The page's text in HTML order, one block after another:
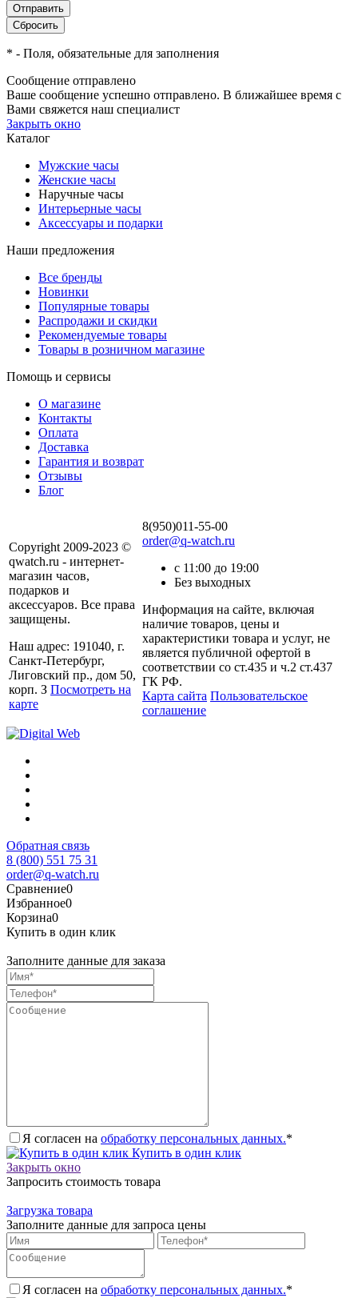
* - Поля, обязательные для заполнения
Сообщение отправлено
Ваше сообщение успешно отправлено. В ближайшее время с
Вами свяжется наш специалист
Закрыть окно
Каталог
Мужские часы
Женские часы
Наручные часы
Интерьерные часы
Аксессуары и подарки
Наши предложения
Все бренды
Новинки
Популярные товары
Распродажи и скидки
Рекомендуемые товары
Товары в розничном магазине
Помощь и сервисы
О магазине
Контакты
Оплата
Доставка
Гарантия и возврат
Отзывы
Блог
Copyright 2009-2023 ©
qwatch.ru - интернет-
магазин часов,
подарков и
аксессуаров. Все права
защищены.
Наш адрес: 191040, г.
Санкт-Петербург,
Лиговский пр., дом 50,
корп. З Посмотреть на
карте
8(950)011-55-00
order@q-watch.ru
с 11:00 до 19:00
Без выходных
Информация на сайте, включая
наличие товаров, цены и
характеристики товара и услуг, не
является публичной офертой в
соответствии со ст.435 и ч.2 ст.437
ГК РФ.
Карта сайта Пользовательское
соглашение
Обратная связь
8 (800) 551 75 31
order@q-watch.ru
Сравнение0
Избранное0
Корзина0
Купить в один клик
Заполните данные для заказа
Я согласен на обработку персональных данных.*
Купить в один клик
Закрыть окно
Запросить стоимость товара
Загрузка товара
Заполните данные для запроса цены
Я согласен на обработку персональных данных.*